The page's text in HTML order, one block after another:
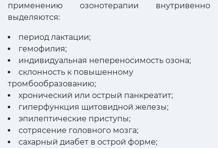
применению озонотерапии внутривенно
выделяются:
период лактации;
гемофилия;
индивидуальная непереносимость озона;
склонность к повышенному
тромбообразованию;
хронический или острый панкреатит;
гиперфункция щитовидной железы;
эпилептические приступы;
сотрясение головного мозга;
сахарный диабет в острой форме;